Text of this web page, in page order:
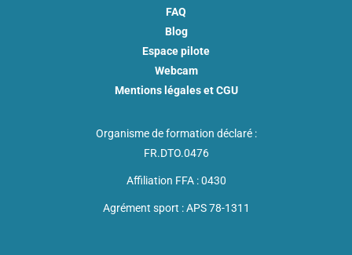
FAQ
Blog
Espace pilote
Webcam
Mentions légales et CGU
Organisme de formation déclaré :
FR.DTO.0476
Affiliation FFA : 0430
Agrément sport : APS 78-1311